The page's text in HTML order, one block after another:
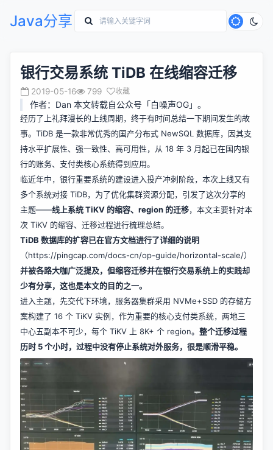
Java分享
银行交易系统 TiDB 在线缩容迁移
2019-05-16 799 收藏
作者：Dan 本文转载自公众号「白噪声OG」。
经历了上礼拜漫长的上线周期，终于有时间总结一下期间发生的故
事。TiDB 是一款非常优秀的国产分布式 NewSQL 数据库，因其支
持水平扩展性、强一致性、高可用性，从 18 年 3 月起已在国内银
行的账务、支付类核心系统得到应用。
临近年中，银行重要系统的建设进入投产冲刺阶段，本次上线又有
多个系统对接 TiDB，为了优化集群资源分配，引发了这次分享的
主题——线上系统 TiKV 的缩容、region 的迁移，本文主要针对本
次 TiKV 的缩容、迁移过程进行梳理总结。
TiDB 数据库的扩容已在官方文档进行了详细的说明
（https://pingcap.com/docs-cn/op-guide/horizontal-scale/）
并被各路大咖广泛提及，但缩容迁移并在银行交易系统上的实践却
少有分享，这也是本文的目的之一。
进入主题，先交代下环境，服务器集群采用 NVMe+SSD 的存储方
案构建了 16 个 TiKV 实例，作为重要的核心支付类系统，两地三
中心五副本不可少，每个 TiKV 上 8K+ 个 region。 整个迁移过程
历时 5 个小时，过程中没有停止系统对外服务，很是顺滑平稳。